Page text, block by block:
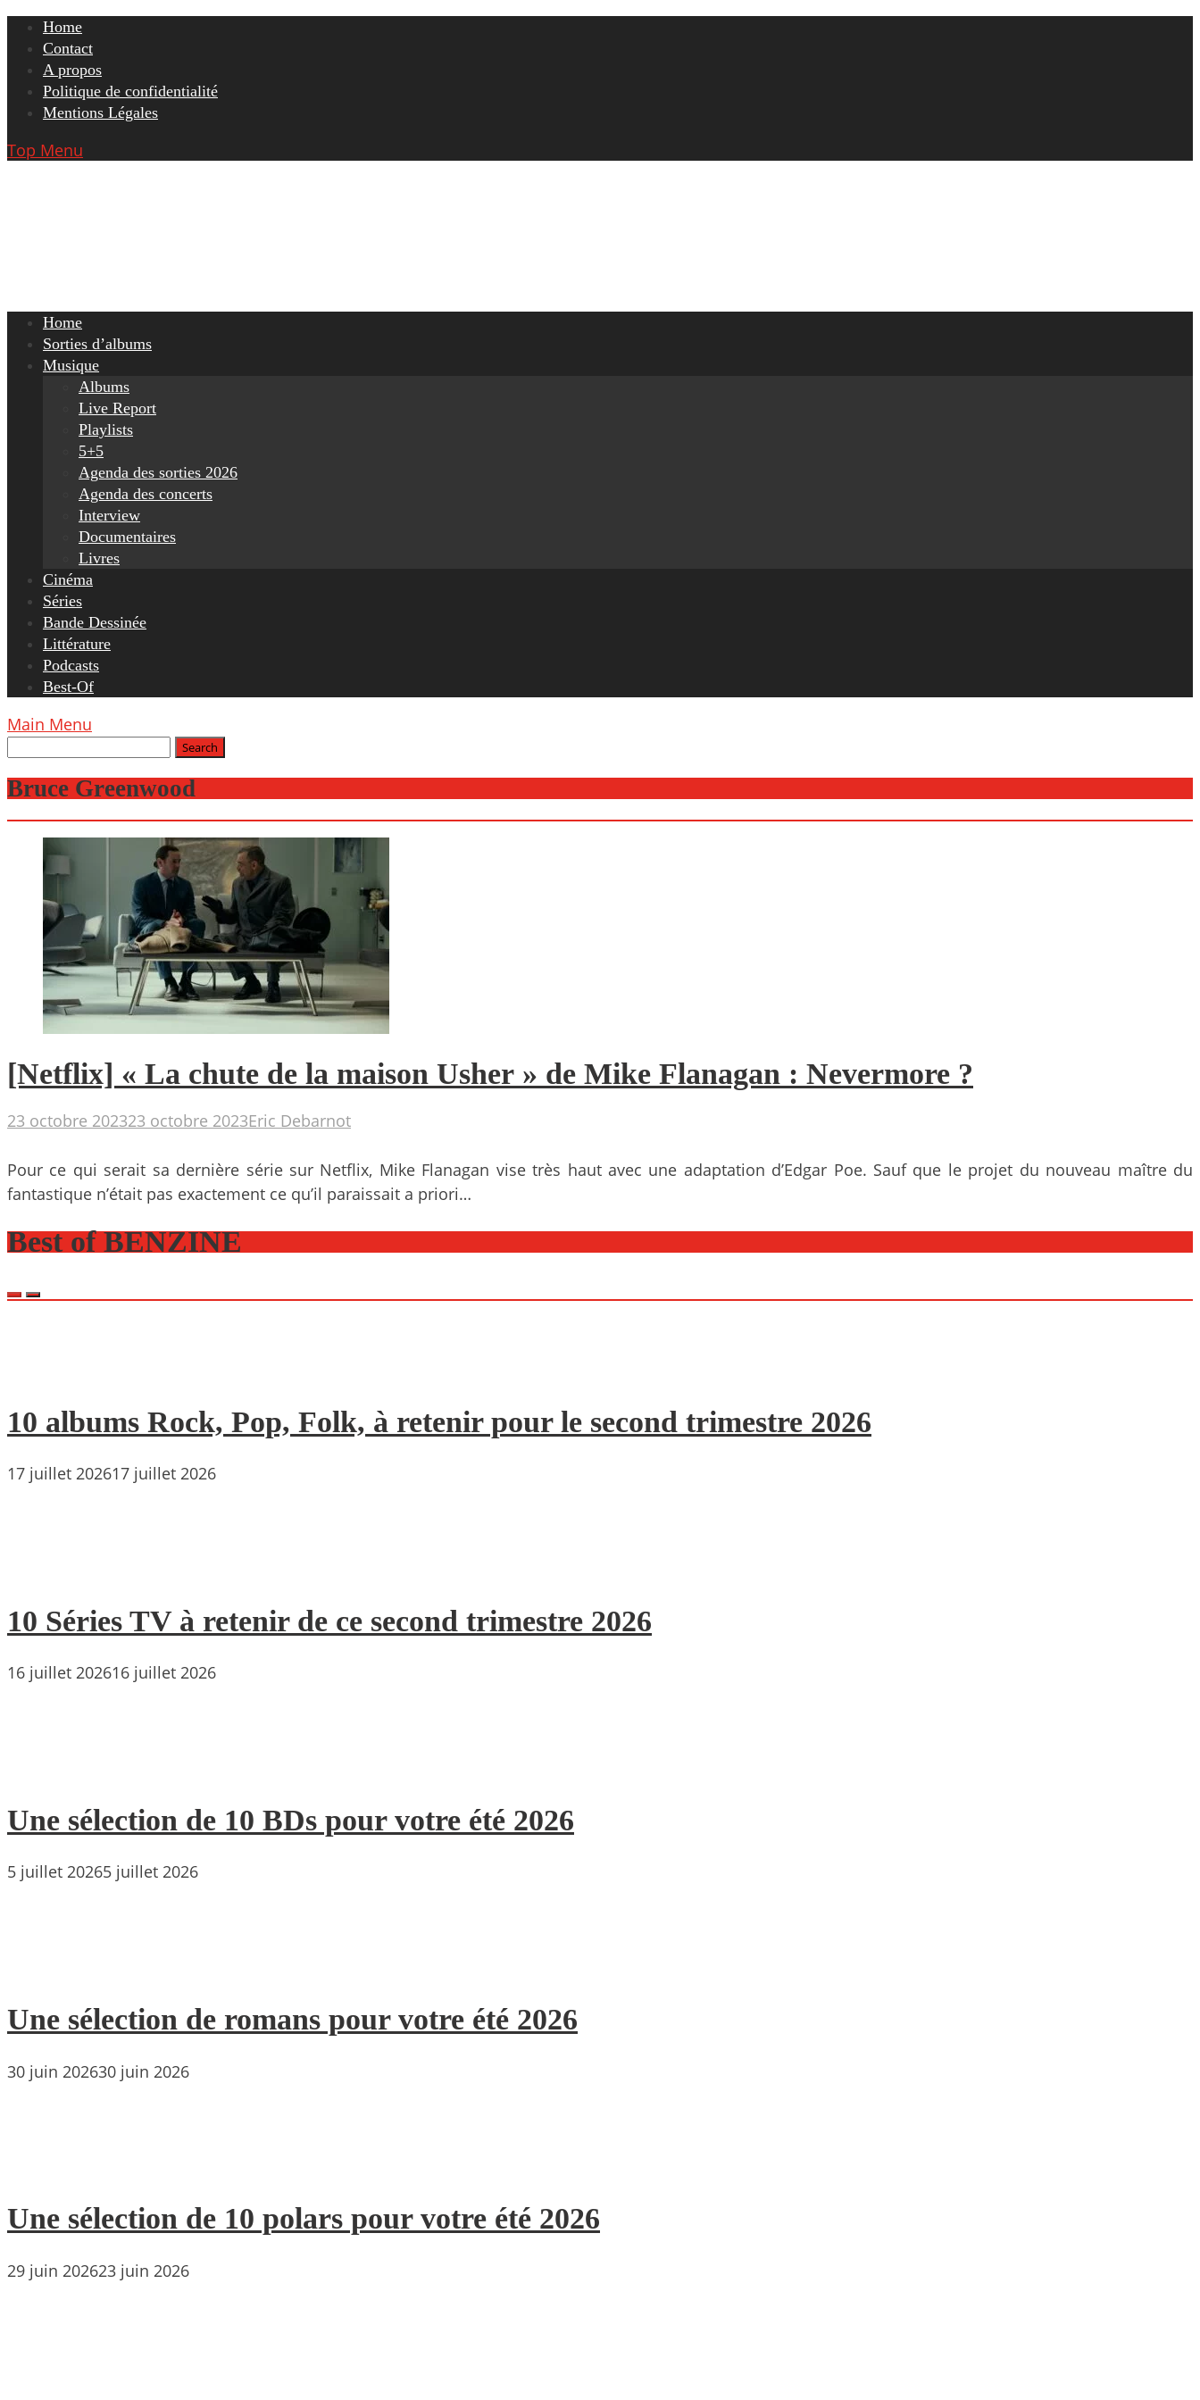
Skip
content
Home
Contact
A propos
Politique de confidentialité
Mentions Légales
Top Menu
Home
Sorties d’albums
Musique
Albums
Live Report
Playlists
5+5
Agenda des sorties 2026
Agenda des concerts
Interview
Documentaires
Livres
Cinéma
Séries
Bande Dessinée
Littérature
Podcasts
Best-Of
Main Menu
Bruce Greenwood
[Netflix] « La chute de la maison Usher » de Mike Flanagan : Nevermore ?
23 octobre 202323 octobre 2023Eric Debarnot
Pour ce qui serait sa dernière série sur Netflix, Mike Flanagan vise très haut avec une adaptation d’Edgar Poe. Sauf que le projet du nouveau maître du
fantastique n’était pas exactement ce qu’il paraissait a priori…
Best of BENZINE
10 albums Rock, Pop, Folk, à retenir pour le second trimestre 2026
17 juillet 202617 juillet 2026
10 Séries TV à retenir de ce second trimestre 2026
16 juillet 202616 juillet 2026
Une sélection de 10 BDs pour votre été 2026
5 juillet 20265 juillet 2026
Une sélection de romans pour votre été 2026
30 juin 202630 juin 2026
Une sélection de 10 polars pour votre été 2026
29 juin 202623 juin 2026